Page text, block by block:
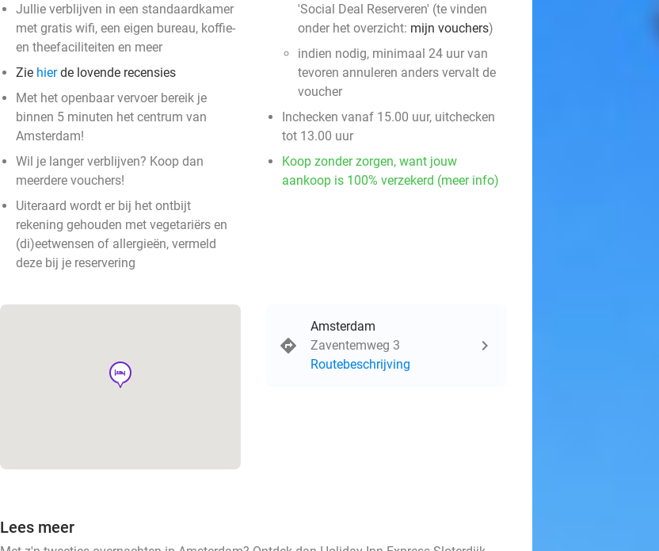
Jullie verblijven in een standaardkamer
met gratis wifi, een eigen bureau, koffie-
en theefaciliteiten en meer
Zie hierde lovende recensies
Met het openbaar vervoer bereik je
binnen 5 minuten het centrum van
Amsterdam!
Wil je langer verblijven? Koop dan
meerdere vouchers!
Uiteraard wordt er bij het ontbijt
rekening gehouden met vegetariërs en
(di)eetwensen of allergieën, vermeld
deze bij je reservering
'Social Deal Reserveren' (te vinden
onder het overzicht: mijn vouchers)
indien nodig, minimaal 24 uur van
tevoren annuleren anders vervalt de
voucher
Inchecken vanaf 15.00 uur, uitchecken
tot 13.00 uur
Koop zonder zorgen, want jouw
aankoop is 100% verzekerd (meer info)
hotel
Amsterdam
Zaventemweg 3
Routebeschrijving
Lees meer